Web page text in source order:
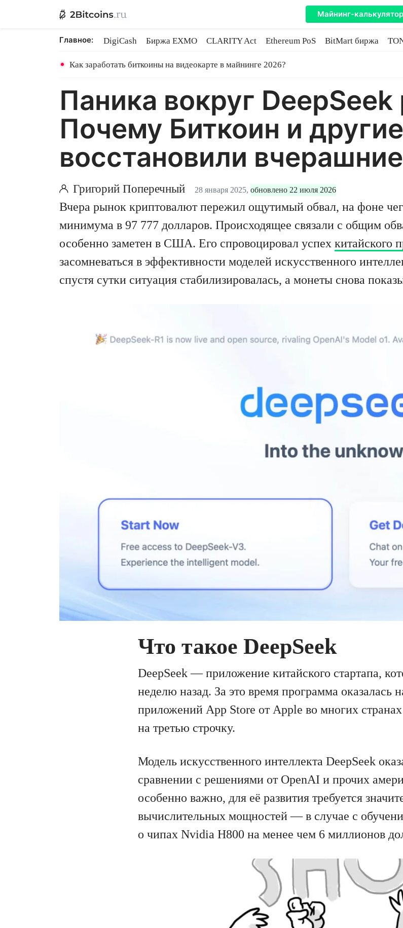
Майнинг-калькулятор
Главное: DigiCash Биржа EXMO CLARITY Act Ethereum PoS BitMart биржа
Как заработать биткоины на видеокарте в майнинге 2026?
Паника вокруг DeepSeek
Почему Биткоин и
восстановили
Григорий Поперечный 28 января 2025, обновлено 22 июля 2026
Вчера рынок криптовалют пережил ощутимый обвал, на фоне
минимума в 97 777 долларов. Происходящее связали с общим
особенно заметен в США. Его спровоцировал успех китайского
засомневаться в эффективности моделей искусственного
спустя сутки ситуация стабилизировалась, а монеты снова
Что такое DeepSeek
DeepSeek — приложение китайского стартапа,
неделю назад. За это время программа оказалась
приложений App Store от Apple во многих
на третью строчку.
Модель искусственного интеллекта DeepSeek
сравнении с решениями от OpenAI и прочих
особенно важно, для её развития требуется
вычислительных мощностей — в случае с
о чипах Nvidia H800 на менее чем 6 миллионов